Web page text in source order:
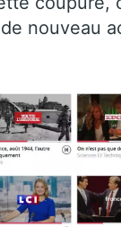
nouveau